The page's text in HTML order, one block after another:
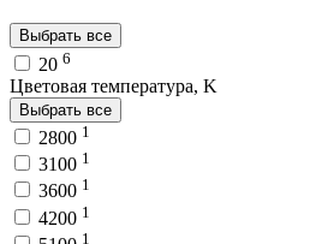
Выбрать все
20 6
Цветовая температура, K
Выбрать все
2800 1
3100 1
3600 1
4200 1
1